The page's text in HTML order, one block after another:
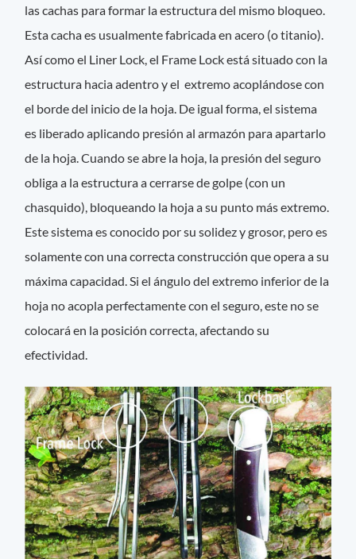
las cachas para formar la estructura del mismo bloqueo.
Esta cacha es usualmente fabricada en acero (o titanio).
Así como el Liner Lock, el Frame Lock está situado con la
estructura hacia adentro y el extremo acoplándose con
el borde del inicio de la hoja. De igual forma, el sistema
es liberado aplicando presión al armazón para apartarlo
de la hoja. Cuando se abre la hoja, la presión del seguro
obliga a la estructura a cerrarse de golpe (con un
chasquido), bloqueando la hoja a su punto más extremo.
Este sistema es conocido por su solidez y grosor, pero es
solamente con una correcta construcción que opera a su
máxima capacidad. Si el ángulo del extremo inferior de la
hoja no acopla perfectamente con el seguro, este no se
colocará en la posición correcta, afectando su
efectividad.